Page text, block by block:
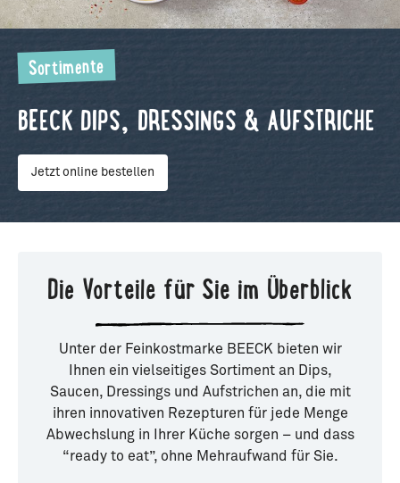
Sortimente
BEECK DIPS, DRESSINGS & AUFSTRICHE
Jetzt online bestellen
Die Vorteile für Sie im Überblick
Unter der Feinkostmarke BEECK bieten wir
Ihnen ein vielseitiges Sortiment an Dips,
Saucen, Dressings und Aufstrichen an, die mit
ihren innovativen Rezepturen für jede Menge
Abwechslung in Ihrer Küche sorgen – und dass
“ready to eat”, ohne Mehraufwand für Sie.